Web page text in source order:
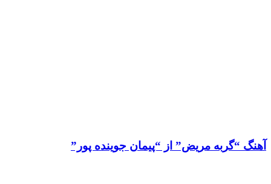
آهنگ “گربه مریض” از “پیمان جوینده پور”